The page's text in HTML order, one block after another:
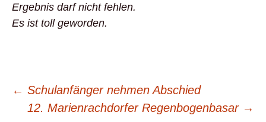
Ergebnis darf nicht fehlen.
Es ist toll geworden.
Beitrags-
← Schulanfänger nehmen Abschied
12. Marienrachdorfer Regenbogenbasar →